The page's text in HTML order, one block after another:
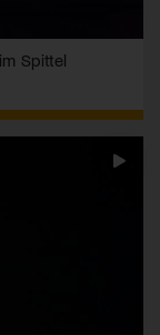
Spittel